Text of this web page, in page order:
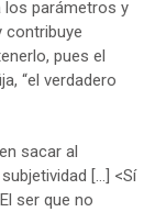
los parámetros y
contribuye
pues el
“el verdadero
sacar al
[…] <Sí
ser que no